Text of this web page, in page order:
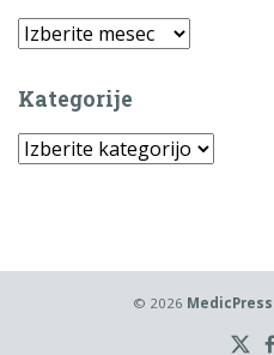
Arhivi
Kategorije
Kategorije
© 2026 MedicPress